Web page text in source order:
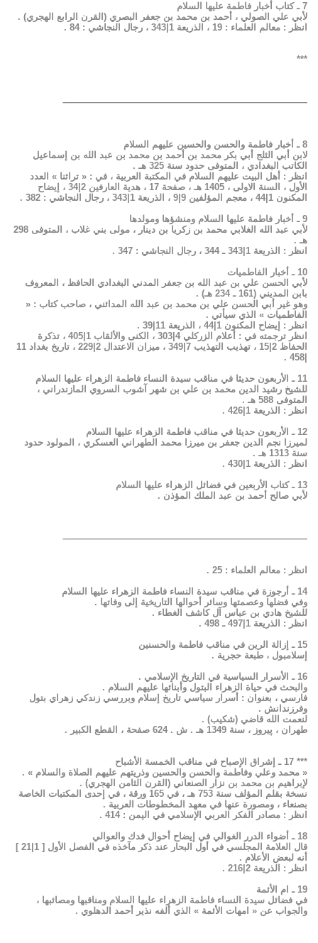
7 ـ كتاب أخبار فاطمة عليها السلام
لأبي علي الصولي ، أحمد بن محمد بن جعفر البصري (القرن الرابع الهجري) .
انظر : معالم العلماء : 19 ، الذريعة 1|343 ، رجال النجاشي : 84 .
***
——————————————————————————–
8 ـ أخبار فاطمة والحسن والحسين عليهم السلام
لابن أبي الثلج أبي بكر محمد بن أحمد بن محمد بن عبد الله بن إسماعيل
الكاتب البغدادي ، المتوفى حدود سنة 325 هـ .
انظر : أهل البيت عليهم السلام في المكتبة العربية ، في : « تراثنا » العدد
الأول ، السنة الاولى ، 1405 هـ ، صفحة 17 ، هدية العارفين 2|34 ، إيضاح
المكنون 1|44 ، معجم المؤلفين 9|9 ، الذريعة 1|343 ، رجال النجاشي : 382 .
9 ـ أخبار فاطمة عليها السلام ومنشؤها ومولدها
لأبي عبد الله الغلابي محمد بن زكريا بن دينار ، مولى بني غلاب ، المتوفى 298
هـ .
انظر : الذريعة 1|343 ـ 344 ، رجال النجاشي : 347 .
10 ـ أخبار الفاطميات
لأبي الحسن علي بن عبد الله بن جعفر المدني البغدادي الحافظ ، المعروف
بابن المديني (161 ـ 234 هـ) .
وهو غير أبي الحسن علي بن محمد بن عبد الله المدائني ، صاحب كتاب : «
الفاطميات » الذي سيأتي .
انظر : إيضاح المكنون 1|44 ، الذريعة 11|39 .
انظر ترجمته في : أعلام الزركلي 4|303 ، الكنى والألقاب 1|405 ، تذكرة
الحفاظ 2|15 ، تهذيب التهذيب 7|349 ، ميزان الاعتدال 2|229 ، تاريخ بغداد 11
11 ـ الأربعون حديثا في مناقب سيدة النساء فاطمة الزهراء عليها السلام
للشيخ رشيد الدين محمد بن علي بن شهر آشوب السروي المازندراني ،
المتوفى 588 هـ .
انظر : الذريعة 1|426 .
12 ـ الأربعون حديثا في مناقب فاطمة الزهراء عليها السلام
لميرزا نجم الدين جعفر بن ميرزا محمد الطهراني العسكري ، المولود حدود
سنة 1313 هـ .
انظر : الذريعة 1|430 .
13 ـ كتاب الأربعين في فضائل الزهراء عليها السلام
لأبي صالح أحمد بن عبد الملك المؤذن .
——————————————————————————–
انظر : معالم العلماء : 25 .
14 ـ أرجوزة في مناقب سيدة النساء فاطمة الزهراء عليها السلام
وفي فضلها وعصمتها وسائر أحوالها التاريخية إلى وفاتها .
للشيخ هادي بن عباس آل كاشف الغطاء .
انظر : الذريعة 1|497 ـ 498 .
15 ـ إزالة الرين في مناقب فاطمة والحسنين
إسلامبول ، طبعة حجرية .
16 ـ الأسرار السياسية في التاريخ الإسلامي .
والبحث في حياة الزهراء البتول وأبنائها عليهم السلام .
فارسي ، بعنوان : أسرار سياسي تاريخ إسلام وبررسي زندكي زهراي بتول
وفرزندانش .
لنعمت الله قاضي (شكيب) .
طهران ، پيروز ، سنة 1349 هـ . ش . 624 صفحة ، القطع الكبير .
*** 17 ـ إشراق الإصباح في مناقب الخمسة الأشباح
« محمد وعلي وفاطمة والحسن والحسين وذريتهم عليهم الصلاة والسلام » .
لإبراهيم بن محمد بن نزار الصنعاني (القرن الثامن الهجري) .
نسخة بقلم المؤلف سنة 753 هـ ، في 165 ورقة ، في إحدى المكتبات الخاصة
بصنعاء ، ومصورة عنها في معهد المخطوطات العربية .
انظر : مصادر الفكر العربي الإسلامي في اليمن : 414 .
18 ـ أضواء الدرر الغوالي في إيضاح أحوال فدك والعوالي
قال العلامة المجلسي في أول البحار عند ذكر مآخذه في الفصل الأول [ 1|21 ]
أنه لبعض الأعلام .
انظر : الذريعة 2|216 .
19 ـ ام الأئمة
في فضائل سيدة النساء فاطمة الزهراء عليها السلام ومناقبها ومصائبها ،
والجواب عن « امهات الأئمة » الذي ألفه نذير أحمد الدهلوي .